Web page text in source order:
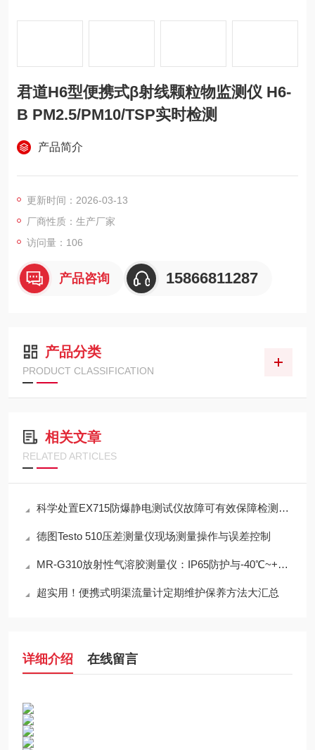
君道H6型便携式β射线颗粒物监测仪 H6-
B PM2.5/PM10/TSP实时检测
产品简介
更新时间：2026-03-13
厂商性质：生产厂家
访问量：106
产品咨询 15866811287
产品分类
PRODUCT CLASSIFICATION
相关文章
RELATED ARTICLES
科学处置EX715防爆静电测试仪故障可有效保障检测工作正常开展
德图Testo 510压差测量仪现场测量操作与误差控制
MR-G310放射性气溶胶测量仪：IP65防护与-40℃~+50℃宽温工作能力
超实用！便携式明渠流量计定期维护保养方法大汇总
详细介绍 在线留言